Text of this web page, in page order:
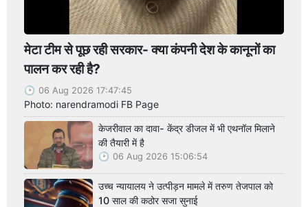
मेटा टीम से पूछ रही सरकार- क्या कंपनी देश के कानूनों का
पालन कर रही है?
06 Aug 2026 17:47:45
Photo: narendramodi FB Page
केजरीवाल का दावा- केंद्र डीजल में भी एथनॉल मिलाने
की तैयारी में है
06 Aug 2026 15:06:54
उच्च न्यायालय ने उत्पीड़न मामले में तरुण तेजपाल को
10 साल की कठोर सजा सुनाई